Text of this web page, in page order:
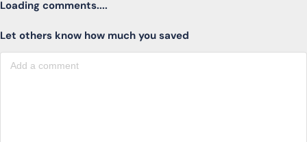
Loading comments....
Let others know how much you saved